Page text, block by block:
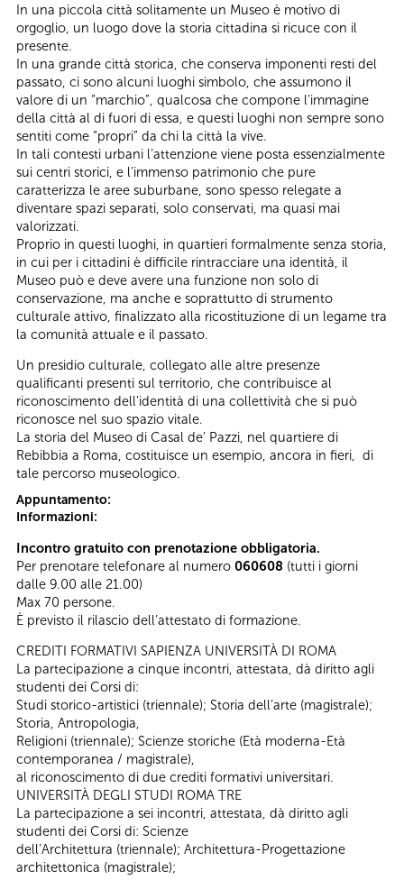
In una piccola città solitamente un Museo è motivo di
orgoglio, un luogo dove la storia cittadina si ricuce con il
presente.
In una grande città storica, che conserva imponenti resti del
passato, ci sono alcuni luoghi simbolo, che assumono il
valore di un “marchio”, qualcosa che compone l’immagine
della città al di fuori di essa, e questi luoghi non sempre sono
sentiti come “propri” da chi la città la vive.
In tali contesti urbani l’attenzione viene posta essenzialmente
sui centri storici, e l’immenso patrimonio che pure
caratterizza le aree suburbane, sono spesso relegate a
diventare spazi separati, solo conservati, ma quasi mai
valorizzati.
Proprio in questi luoghi, in quartieri formalmente senza storia,
in cui per i cittadini è difficile rintracciare una identità, il
Museo può e deve avere una funzione non solo di
conservazione, ma anche e soprattutto di strumento
culturale attivo, finalizzato alla ricostituzione di un legame tra
la comunità attuale e il passato.
Un presidio culturale, collegato alle altre presenze
qualificanti presenti sul territorio, che contribuisce al
riconoscimento dell'identità di una collettività che si può
riconosce nel suo spazio vitale.
La storia del Museo di Casal de’ Pazzi, nel quartiere di
Rebibbia a Roma, costituisce un esempio, ancora in fieri, di
tale percorso museologico.
Appuntamento:
Informazioni:
Incontro gratuito con prenotazione obbligatoria.
Per prenotare telefonare al numero 060608 (tutti i giorni
dalle 9.00 alle 21.00)
Max 70 persone.
È previsto il rilascio dell’attestato di formazione.
CREDITI FORMATIVI SAPIENZA UNIVERSITÀ DI ROMA
La partecipazione a cinque incontri, attestata, dà diritto agli
studenti dei Corsi di:
Studi storico-artistici (triennale); Storia dell’arte (magistrale);
Storia, Antropologia,
Religioni (triennale); Scienze storiche (Età moderna-Età
contemporanea / magistrale),
al riconoscimento di due crediti formativi universitari.
UNIVERSITÀ DEGLI STUDI ROMA TRE
La partecipazione a sei incontri, attestata, dà diritto agli
studenti dei Corsi di: Scienze
dell’Architettura (triennale); Architettura-Progettazione
architettonica (magistrale);